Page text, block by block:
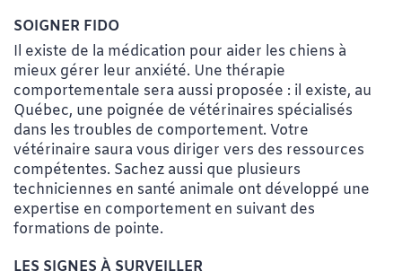
SOIGNER FIDO
Il existe de la médication pour aider les chiens à
mieux gérer leur anxiété. Une thérapie
comportementale sera aussi proposée : il existe, au
Québec, une poignée de vétérinaires spécialisés
dans les troubles de comportement. Votre
vétérinaire saura vous diriger vers des ressources
compétentes. Sachez aussi que plusieurs
techniciennes en santé animale ont développé une
expertise en comportement en suivant des
formations de pointe.
LES SIGNES À SURVEILLER